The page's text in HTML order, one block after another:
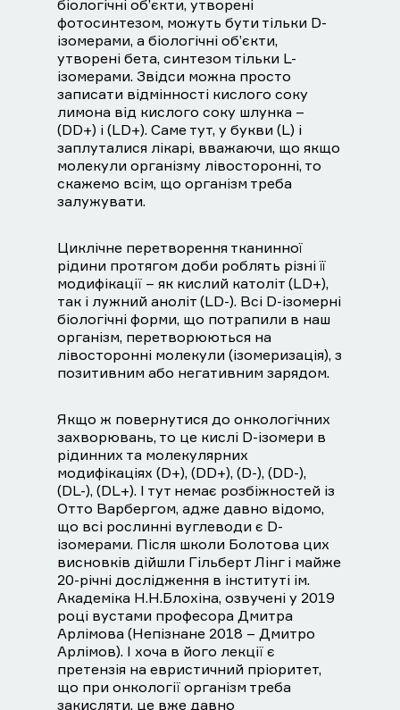
біологічні об’єкти, утворені
фотосинтезом, можуть бути тільки D-
ізомерами, а біологічні об’єкти,
утворені бета, синтезом тільки L-
ізомерами. Звідси можна просто
записати відмінності кислого соку
лимона від кислого соку шлунка –
(DD+) і (LD+). Саме тут, у букви (L) і
заплуталися лікарі, вважаючи, що якщо
молекули організму лівосторонні, то
скажемо всім, що організм треба
залужувати.
Циклічне перетворення тканинної
рідини протягом доби роблять різні її
модифікації – як кислий католіт (LD+),
так і лужний аноліт (LD-). Всі D-ізомерні
біологічні форми, що потрапили в наш
організм, перетворюються на
лівосторонні молекули (ізомеризація), з
позитивним або негативним зарядом.
Якщо ж повернутися до онкологічних
захворювань, то це кислі D-ізомери в
рідинних та молекулярних
модифікаціях (D+), (DD+), (D-), (DD-),
(DL-), (DL+). І тут немає розбіжностей із
Отто Варбергом, адже давно відомо,
що всі рослинні вуглеводи є D-
ізомерами. Після школи Болотова цих
висновків дійшли Гільберт Лінг і майже
20-річні дослідження в інституті ім.
Академіка Н.Н.Блохіна, озвучені у 2019
році вустами професора Дмитра
Арлімова (Непізнане 2018 – Дмитро
Арлімов). І хоча в його лекції є
претензія на евристичний пріоритет,
що при онкології організм треба
закисляти, це вже давно